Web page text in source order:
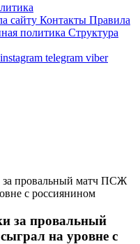
сайту Контакты Правила
политика Структура
instagram telegram viber
за провальный матч ПСЖ
с россиянином
за провальный
на уровне с